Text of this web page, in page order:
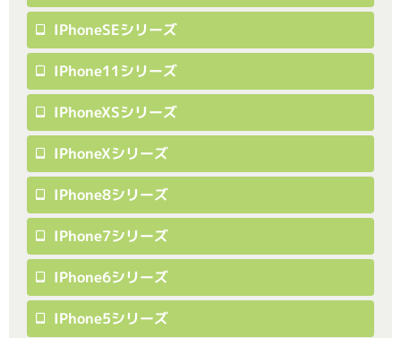
IPhoneSEシリーズ
IPhone11シリーズ
IPhoneXSシリーズ
IPhoneXシリーズ
IPhone8シリーズ
IPhone7シリーズ
IPhone6シリーズ
IPhone5シリーズ